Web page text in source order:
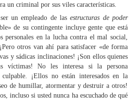
un criminal por sus viles características.
un empleado de lasestructuras de poder
de su contingente incluye gente que está
personales en la lucha contra el mal social,
otros van ahí para satisfacer «de forma
y sádicas inclinaciones! ¡Son ellos quienes
víctimas! No les interesa si la persona
culpable. ¡Ellos no están interesados en la
de humillar, atormentar y destruir a otros!
incluso si usted nunca ha escuchado de qué